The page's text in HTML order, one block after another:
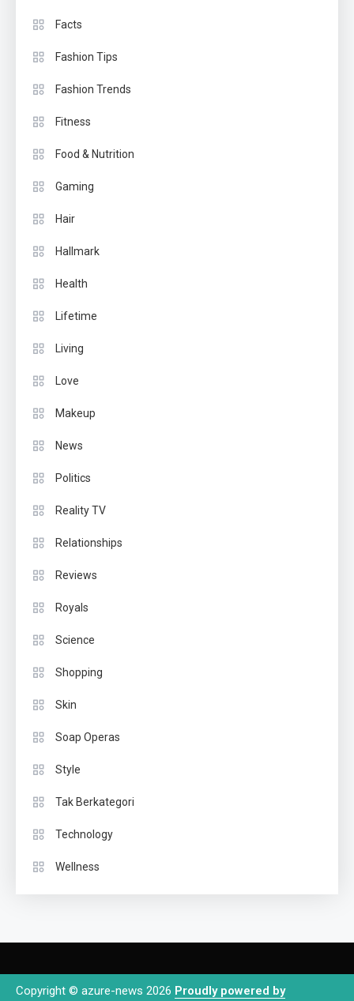
Facts
Fashion Tips
Fashion Trends
Fitness
Food & Nutrition
Gaming
Hair
Hallmark
Health
Lifetime
Living
Love
Makeup
News
Politics
Reality TV
Relationships
Reviews
Royals
Science
Shopping
Skin
Soap Operas
Style
Tak Berkategori
Technology
Wellness
Copyright © azure-news 2026 Proudly powered by